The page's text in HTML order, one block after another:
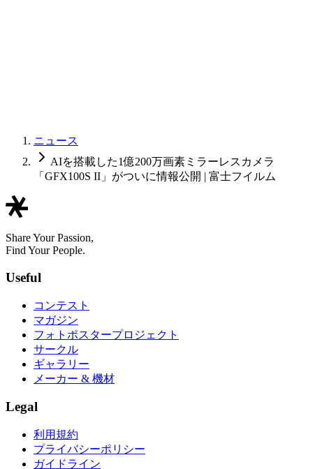
ニュース
AIを搭載した1億200万画素ミラーレスカメラ
「GFX100S II」がついに情報公開 | 富士フイルム
Share Your Passion,
Find Your People.
Useful
コンテスト
マガジン
フォトポスタープロジェクト
サークル
ギャラリー
メーカー & 機材
Legal
利用規約
プライバシーポリシー
ガイドライン